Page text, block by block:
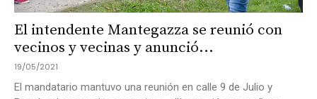
El intendente Mantegazza se reunió con
vecinos y vecinas y anunció...
19/05/2021
El mandatario mantuvo una reunión en calle 9 de Julio y